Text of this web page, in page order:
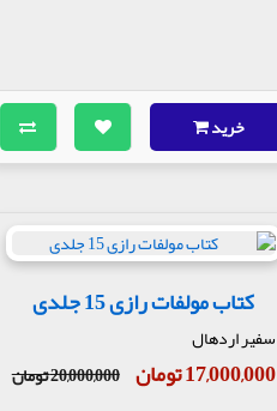
خرید
کتاب مولفات رازی 15 جلدی
سفیر اردهال
17,000,000 تومان 20,000,000 تومان